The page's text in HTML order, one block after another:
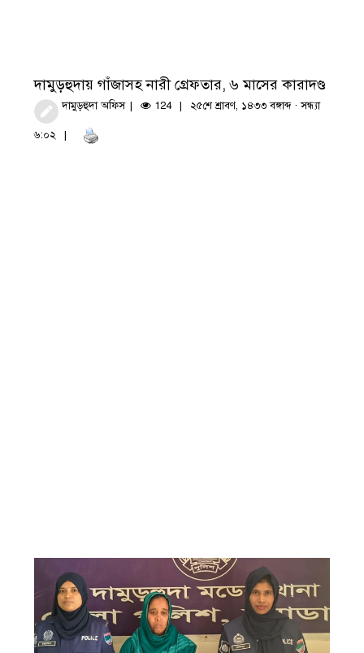
দামুড়হুদায় গাঁজাসহ নারী গ্রেফতার, ৬ মাসের কারাদণ্ড
দামুড়হুদা অফিস 124 ২৫শে শ্রাবণ, ১৪৩৩ বঙ্গাব্দ · সন্ধ্যা
৬:০২